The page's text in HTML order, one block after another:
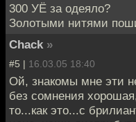
300 УЁ за одеяло?
Золотыми нитями
Chack »
#5 | 16.03.05 18:40
Ой, знакомы мне эти
без сомнения
то...как это...с